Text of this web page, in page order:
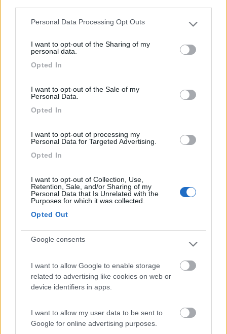
Please note that this website/app uses one or more Google
not limited to your visit or usage behaviour. You may click to
grant or deny consent to Google and its third-party tags to
use your data for below specified purposes in below Google
Personal Data Processing Opt Outs
I want to opt-out of the Sharing of my
personal data.
Opted In
I want to opt-out of the Sale of my
Personal Data.
Opted In
I want to opt-out of processing my
Personal Data for Targeted Advertising.
Opted In
I want to opt-out of Collection, Use,
Retention, Sale, and/or Sharing of my
Personal Data that Is Unrelated with the
Purposes for which it was collected.
Opted Out
Google consents
I want to allow Google to enable storage
related to advertising like cookies on web or
device identifiers in apps.
I want to allow my user data to be sent to
Google for online advertising purposes.
Campeggio
6,3 3
Servizi / Posizione
Portoferraio (LI) - 17.2km
Campeggio